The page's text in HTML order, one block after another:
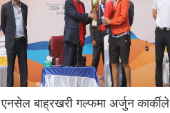
एनसेल बाह्रखरी गल्फमा अर्जुन कार्कीले